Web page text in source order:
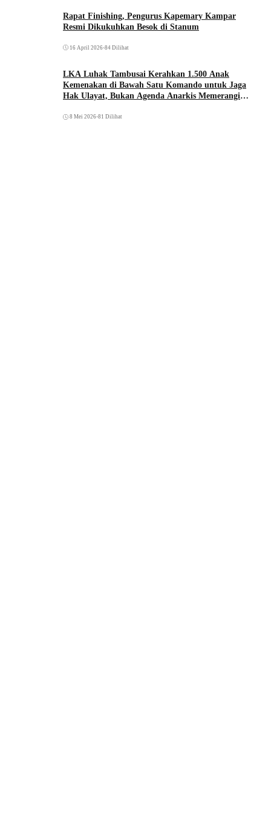
Rapat Finishing, Pengurus Kapemary Kampar
Resmi Dikukuhkan Besok di Stanum
16 April 2026•84 Dilihat
LKA Luhak Tambusai Kerahkan 1.500 Anak
Kemenakan di Bawah Satu Komando untuk Jaga
Hak Ulayat, Bukan Agenda Anarkis Memerangi
8 Mei 2026•81 Dilihat